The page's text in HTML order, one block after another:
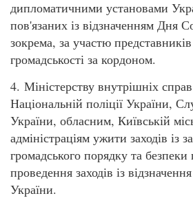
дипломатичними установами
пов'язаних із відзначенням Дня
зокрема, за участю представників
громадськості за кордоном.
4. Міністерству внутрішніх
Національній поліції України,
України, обласним, Київській
адміністраціям ужити заходів із
громадського порядку та безпеки
проведення заходів із
України.